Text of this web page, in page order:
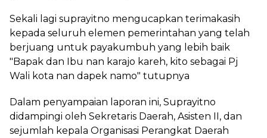
Sekali lagi suprayitno mengucapkan terimakasih
kepada seluruh elemen pemerintahan yang telah
berjuang untuk payakumbuh yang lebih baik
"Bapak dan Ibu nan karajo kareh, kito sebagai Pj
Wali kota nan dapek namo" tutupnya
Dalam penyampaian laporan ini, Suprayitno
didampingi oleh Sekretaris Daerah, Asisten II, dan
sejumlah kepala Organisasi Perangkat Daerah